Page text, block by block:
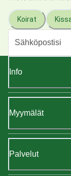
Koirat
Info
Myymälät
Palvelut